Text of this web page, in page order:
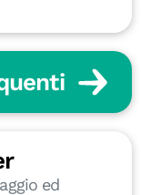
ed